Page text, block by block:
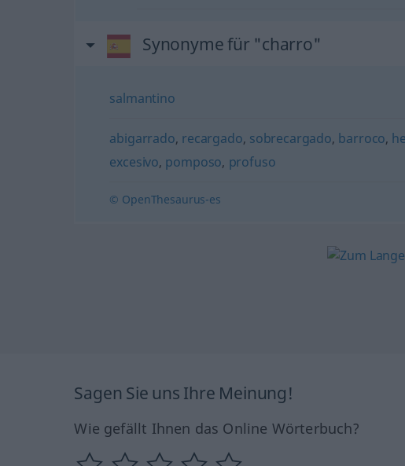
Synonyme für "charro"
salmantino
abigarrado, recargado, sobrecargado, barroco,
excesivo, pomposo, profuso
© OpenThesaurus-es
Sagen Sie uns Ihre Meinung!
Wie gefällt Ihnen das Online Wörterbuch?